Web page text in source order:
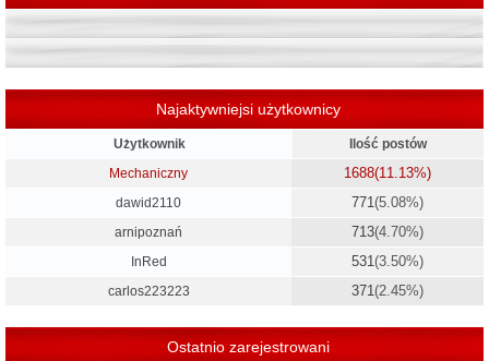
Najaktywniejsi użytkownicy
Użytkownik
Ilość postów
Mechaniczny
1688(11.13%)
dawid2110 771(5.08%)
arnipoznań 713(4.70%)
InRed 531(3.50%)
carlos223223 371(2.45%)
Ostatnio zarejestrowani